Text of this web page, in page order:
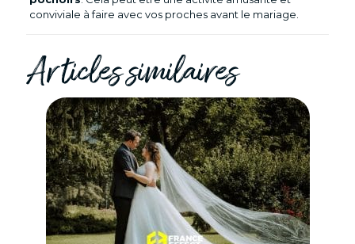
conviviale à faire avec vos proches avant le mariage.
Articles similaires